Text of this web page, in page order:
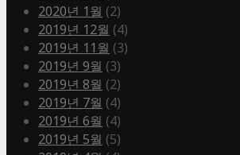
2020년 1월 (2)
2019년 12월 (4)
2019년 11월 (3)
2019년 9월 (3)
2019년 8월 (2)
2019년 7월 (4)
2019년 6월 (4)
2019년 5월 (5)